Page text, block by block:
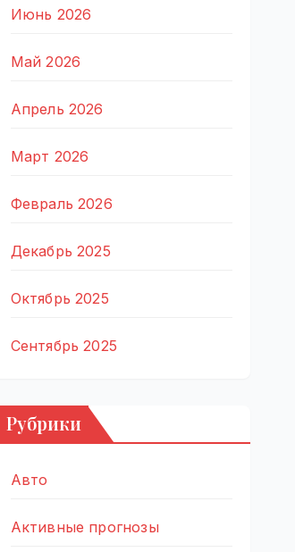
Июнь 2026
Май 2026
Апрель 2026
Март 2026
Февраль 2026
Декабрь 2025
Октябрь 2025
Сентябрь 2025
Рубрики
Авто
Активные прогнозы